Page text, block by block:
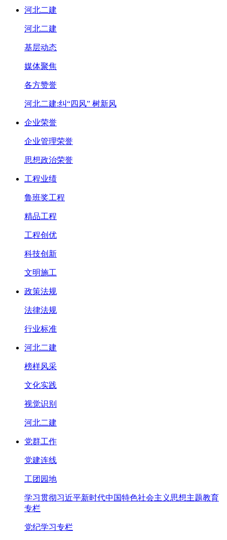
河北二建
河北二建
基层动态
媒体聚焦
各方赞誉
河北二建:纠“四风” 树新风
企业荣誉
企业管理荣誉
思想政治荣誉
工程业绩
鲁班奖工程
精品工程
工程创优
科技创新
文明施工
政策法规
法律法规
行业标准
河北二建
榜样风采
文化实践
视觉识别
河北二建
党群工作
党建连线
工团园地
学习贯彻习近平新时代中国特色社会主义思想主题教育
专栏
党纪学习专栏